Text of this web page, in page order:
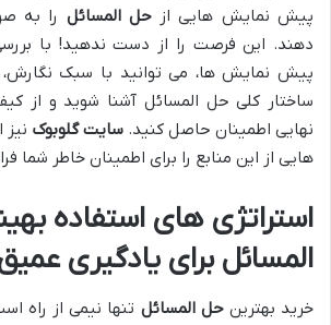
پیش نمایش هایی ازحل المسائل را به
دهند. این فرصت را از دست ندهید! با
پیش نمایش ها، می توانید با سبک
ساختار کلی حل المسائل آشنا شوید و از
نهایی اطمینان حاصل کنید. سایت گلوبوک
هایی از این منابع را برای اطمینان خاطر شما
استراتژی های استفاده
المسائل برای یادگیری
خرید بهترینحل المسائل تنها نیمی از راه